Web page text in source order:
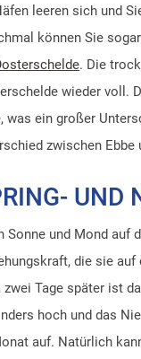
leeren sich und
können Sie
. Die
wieder voll.
was ein großer
zwischen
UND
Sonne und Mond auf
die sie auf
zwei Tage später ist
hoch und das
auf. Natürlich